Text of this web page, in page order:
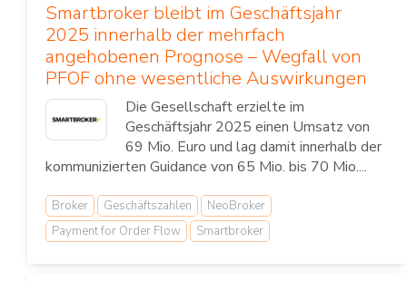
Smartbroker bleibt im Geschäftsjahr
2025 innerhalb der mehrfach
angehobenen Prognose – Wegfall von
PFOF ohne wesentliche Auswirkungen
Die Gesellschaft erzielte im
Geschäftsjahr 2025 einen Umsatz von
69 Mio. Euro und lag damit innerhalb der
kommunizierten Guidance von 65 Mio. bis 70 Mio....
Broker Geschäftszahlen
NeoBroker
Payment for Order Flow
Smartbroker